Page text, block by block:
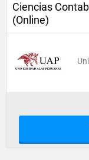
Ciencias
(Online)